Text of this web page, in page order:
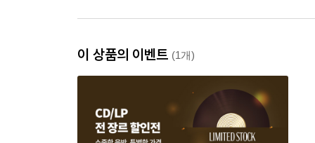
이 상품의 이벤트 (1개)